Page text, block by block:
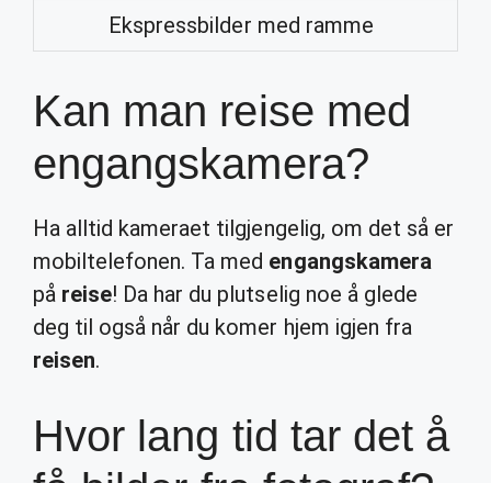
Ekspressbilder med ramme
Kan man reise med
engangskamera?
Ha alltid kameraet tilgjengelig, om det så er
mobiltelefonen. Ta med engangskamera
på reise! Da har du plutselig noe å glede
deg til også når du komer hjem igjen fra
reisen.
Hvor lang tid tar det å